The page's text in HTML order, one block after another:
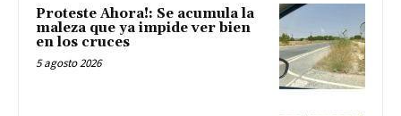
Proteste Ahora!: Se acumula la
maleza que ya impide ver bien
en los cruces
5 agosto 2026